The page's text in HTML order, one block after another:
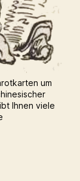
um
Ihnen viele